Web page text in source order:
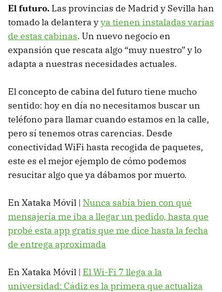
El futuro. Las provincias de Madrid y Sevilla han
tomado la delantera yya tienen instaladas varias
de estas cabinas. Un nuevo negocio en
expansión que rescata algo “muy nuestro” y lo
adapta a nuestras necesidades actuales.
El concepto de cabina del futuro tiene mucho
sentido: hoy en día no necesitamos buscar un
teléfono para llamar cuando estamos en la calle,
pero sí tenemos otras carencias. Desde
conectividad WiFi hasta recogida de paquetes,
este es el mejor ejemplo de cómo podemos
resucitar algo que ya dábamos por muerto.
En Xataka Móvil | Nunca sabía bien con qué
mensajería me iba a llegar un pedido, hasta que
probé esta app gratis que me dice hasta la fecha
de entrega aproximada
En Xataka Móvil | El Wi-Fi 7 llega a la
universidad: Cádiz es la primera que actualiza